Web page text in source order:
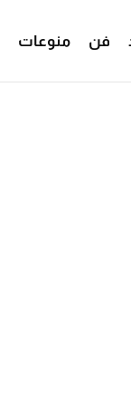
فن منوعات